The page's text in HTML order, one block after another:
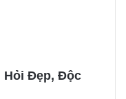
Hỏi Đẹp, Độc